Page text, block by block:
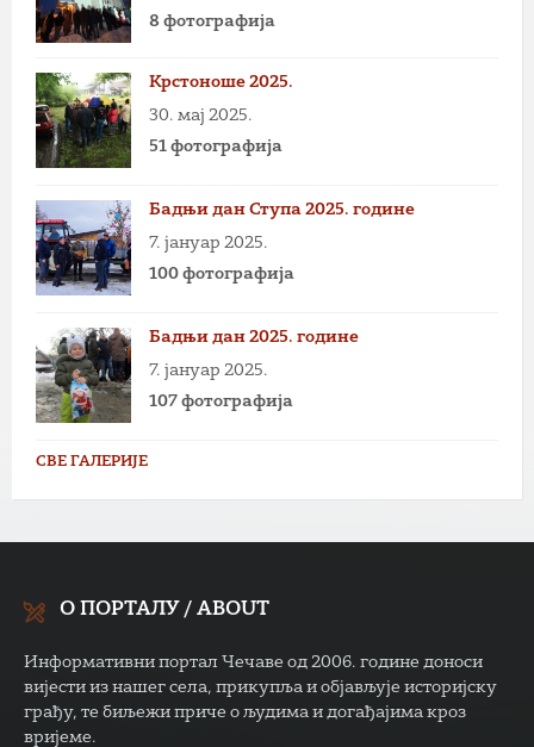
8 фотографија
Крстоноше 2025.
30. мај 2025.
51 фотографија
Бадњи дан Ступа 2025. године
7. јануар 2025.
100 фотографија
Бадњи дан 2025. године
7. јануар 2025.
107 фотографија
СВЕ ГАЛЕРИЈЕ
О ПОРТАЛУ / ABOUT
Информативни портал Чечаве од 2006. године доноси
вијести из нашег села, прикупља и објављује историјску
грађу, те биљежи приче о људима и догађајима кроз
вријеме.